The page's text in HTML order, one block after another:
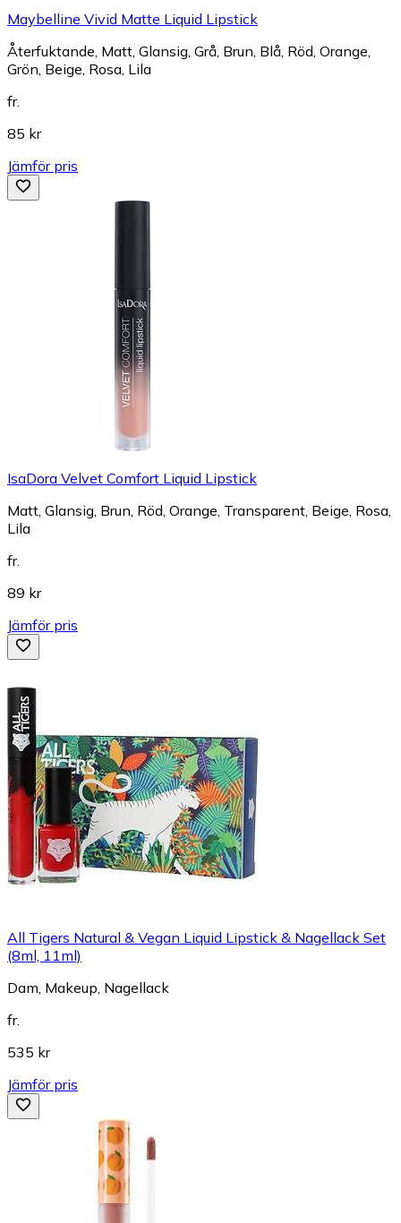
Maybelline Vivid Matte Liquid Lipstick
Återfuktande, Matt, Glansig, Grå, Brun, Blå, Röd, Orange,
Grön, Beige, Rosa, Lila
fr.
85 kr
Jämför pris
IsaDora Velvet Comfort Liquid Lipstick
Matt, Glansig, Brun, Röd, Orange, Transparent, Beige, Rosa,
Lila
fr.
89 kr
Jämför pris
All Tigers Natural & Vegan Liquid Lipstick & Nagellack Set
(8ml, 11ml)
Dam, Makeup, Nagellack
fr.
535 kr
Jämför pris